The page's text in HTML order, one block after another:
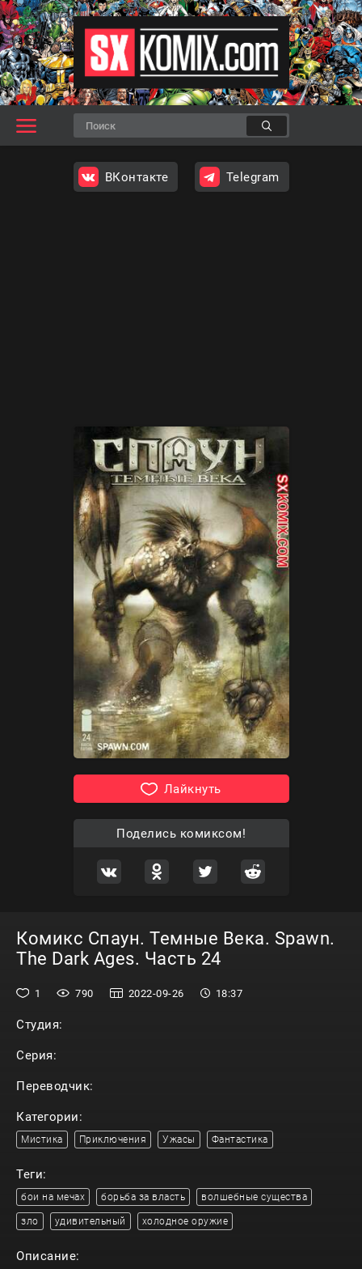
ВКонтакте Telegram
Лайкнуть
Поделись комиксом!
Комикс Спаун. Темные Века. Spawn.
The Dark Ages. Часть 24
1 790 2022-09-26 18:37
Студия:
Серия:
Переводчик:
Категории:
Мистика Приключения Ужасы Фантастика
Теги:
бои на мечах борьба за власть волшебные существа
зло удивительный холодное оружие
Описание: